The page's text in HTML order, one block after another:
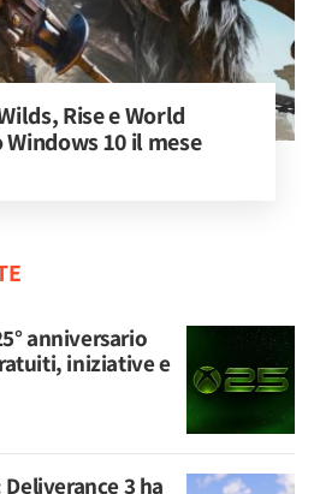
Rise e World
10 il mese
anniversario
iniziative e
3 ha